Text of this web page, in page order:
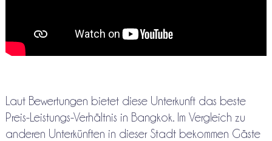
Laut Bewertungen bietet diese Unterkunft das beste
Preis-Leistungs-Verhältnis in Bangkok. Im Vergleich zu
anderen Unterkünften in dieser Stadt bekommen Gäste